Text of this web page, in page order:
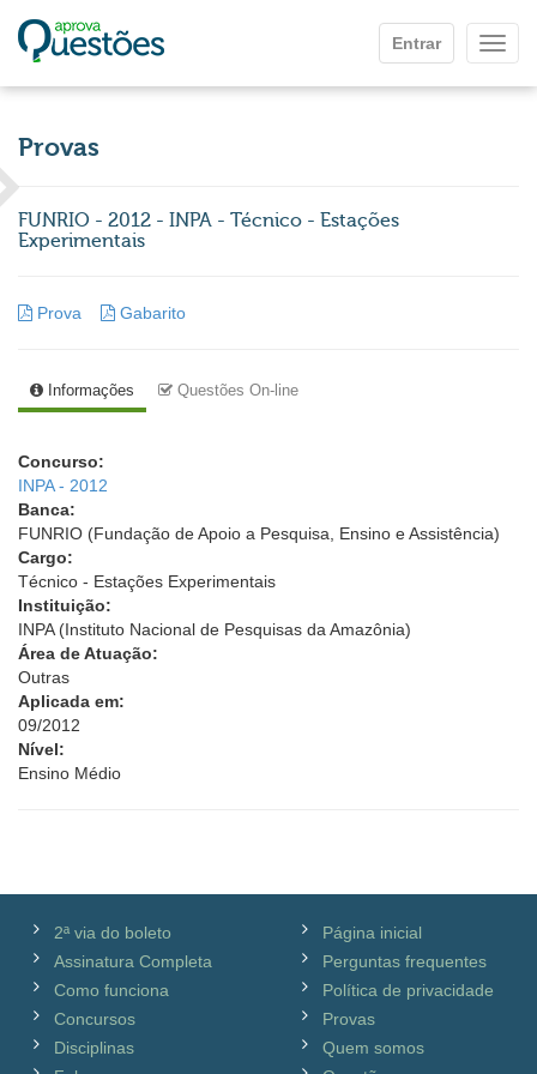
Entrar
Provas
FUNRIO - 2012 - INPA - Técnico - Estações
Experimentais
Prova Gabarito
Informações Questões On-line
Concurso:
INPA - 2012
Banca:
FUNRIO (Fundação de Apoio a Pesquisa, Ensino e Assistência)
Cargo:
Técnico - Estações Experimentais
Instituição:
INPA (Instituto Nacional de Pesquisas da Amazônia)
Área de Atuação:
Outras
Aplicada em:
09/2012
Nível:
Ensino Médio
2ª via do boleto
Assinatura Completa
Como funciona
Concursos
Disciplinas
Página inicial
Perguntas frequentes
Política de privacidade
Provas
Quem somos